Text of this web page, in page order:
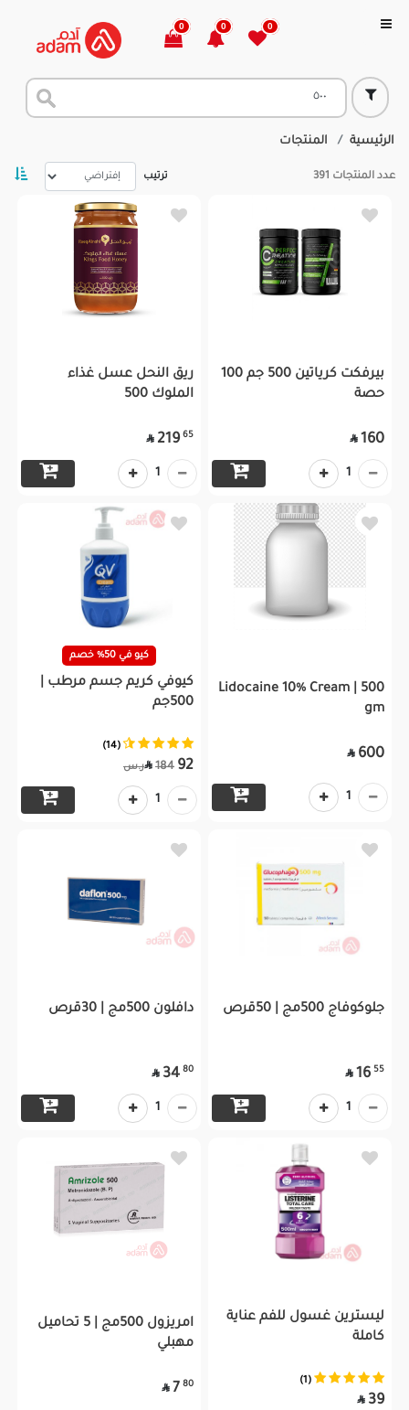
0
0
0
الرئيسية المنتجات
عدد المنتجات 391 ترتيب
بيرفكت كرياتين 500 جم 100
حصة
160

1
ريق النحل عسل غذاء
الملوك 500
65
219

1
Lidocaine 10% Cream | 500
gm
600

1
كيو في 50% خصم
كيوفي كريم جسم مرطب |
500جم
(14)
92
 184 ر.س
1
جلوكوفاج 500مج | 50قرص
55
16

1
دافلون 500مج | 30قرص
80
34

1
ليسترين غسول للفم عناية
كاملة
(1)
39

امريزول 500مج | 5 تحاميل
مهبلي
80
7
